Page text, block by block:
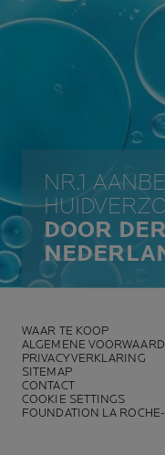
NR.1
DOOR
WAAR TE KOOP
ALGEMENE
PRIVACYVERKLARING
SITEMAP
CONTACT
COOKIE SETTINGS
FOUNDATION LA